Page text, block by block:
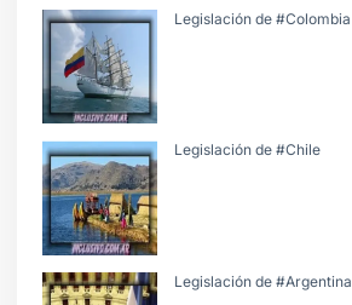
Legislación de #Colombia
Legislación de #Chile
Legislación de #Argentina